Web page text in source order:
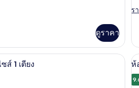
ดูราคา
ซ์,
1
เ
ร
ร
เกี่
กับ
ห้
ลัก
ผ้าม่านกันแสง, ห้องเก็บเสียง
ห้องซูพีเรีย, เตียงคิงไซส์ 1 เตียง | 1 ห้อ
ส์ 1 เตียง
เ
ภ
ห้